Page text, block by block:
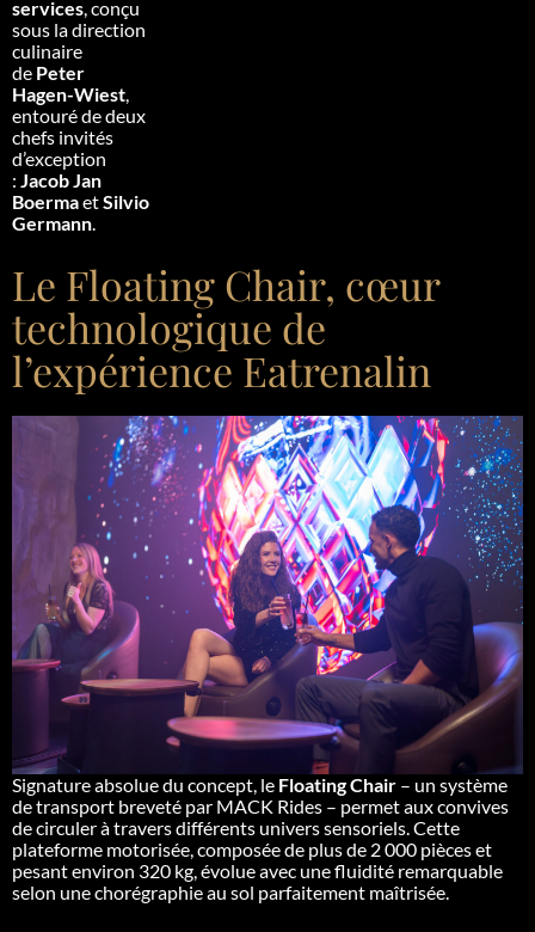
services, conçu
sous la direction
culinaire
de Peter
Hagen-Wiest,
entouré de deux
chefs invités
d’exception
: Jacob Jan
BoermaetSilvio
Germann.
Le Floating Chair, cœur
technologique de
l’expérience Eatrenalin
Signature absolue du concept, le Floating Chair – un système
de transport breveté par MACK Rides – permet aux convives
de circuler à travers différents univers sensoriels. Cette
plateforme motorisée, composée de plus de 2 000 pièces et
pesant environ 320 kg, évolue avec une fluidité remarquable
selon une chorégraphie au sol parfaitement maîtrisée.